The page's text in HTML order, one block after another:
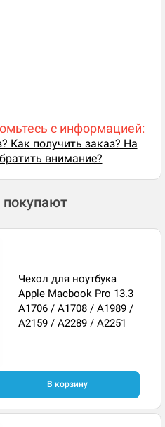
с информацией:
Как получить заказ? На
внимание?
покупают
Чехол для ноутбука
Apple Macbook Pro 13.3
A1706 / A1708 / A1989 /
A2159 / A2289 / A2251
В корзину